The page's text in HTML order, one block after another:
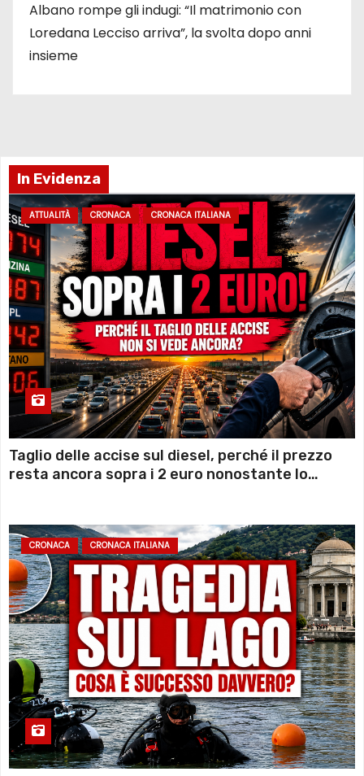
Albano rompe gli indugi: “Il matrimonio con
Loredana Lecciso arriva”, la svolta dopo anni
insieme
In Evidenza
ATTUALITÀ CRONACA CRONACA ITALIANA
Taglio delle accise sul diesel, perché il prezzo
resta ancora sopra i 2 euro nonostante lo
CRONACA CRONACA ITALIANA